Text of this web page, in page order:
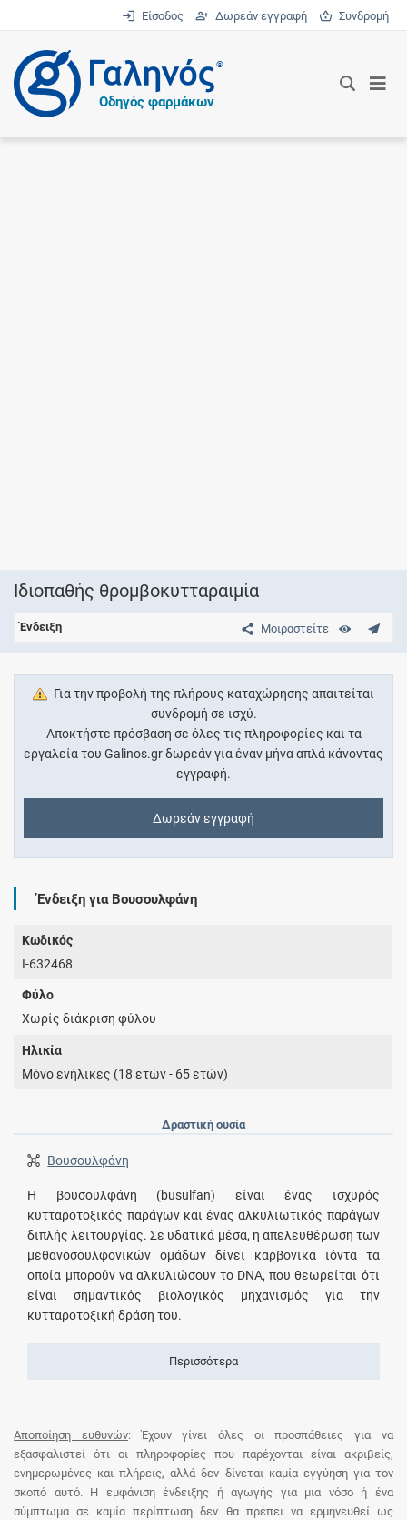
Είσοδος Δωρεάν εγγραφή Συνδρομή
®
Οδηγός φαρμάκων
Ιδιοπαθής θρομβοκυτταραιμία
Μοιραστείτε
Ένδειξη
Για την προβολή της πλήρους καταχώρησης απαιτείται
συνδρομή σε ισχύ.
Αποκτήστε πρόσβαση σε όλες τις πληροφορίες και τα
εργαλεία του Galinos.gr δωρεάν για έναν μήνα απλά κάνοντας
εγγραφή.
Δωρεάν εγγραφή
Ένδειξη για Βουσουλφάνη
Κωδικός
I-632468
Φύλο
Χωρίς διάκριση φύλου
Ηλικία
Μόνο ενήλικες (18 ετών - 65 ετών)
Δραστική ουσία
Βουσουλφάνη
Η βουσουλφάνη (busulfan) είναι ένας ισχυρός
κυτταροτοξικός παράγων και ένας αλκυλιωτικός παράγων
διπλής λειτουργίας. Σε υδατικά μέσα, η απελευθέρωση των
μεθανοσουλφονικών ομάδων δίνει καρβονικά ιόντα τα
οποία μπορούν να αλκυλιώσουν το DNA, που θεωρείται ότι
είναι σημαντικός βιολογικός μηχανισμός για την
κυτταροτοξική δράση του.
Περισσότερα
Αποποίηση ευθυνών: Έχουν γίνει όλες οι προσπάθειες για να
εξασφαλιστεί ότι οι πληροφορίες που παρέχονται είναι ακριβείς,
ενημερωμένες και πλήρεις, αλλά δεν δίνεται καμία εγγύηση για τον
σκοπό αυτό. Η εμφάνιση ένδειξης ή αγωγής για μια νόσο ή ένα
σύμπτωμα σε καμία περίπτωση δεν θα πρέπει να ερμηνευθεί ως